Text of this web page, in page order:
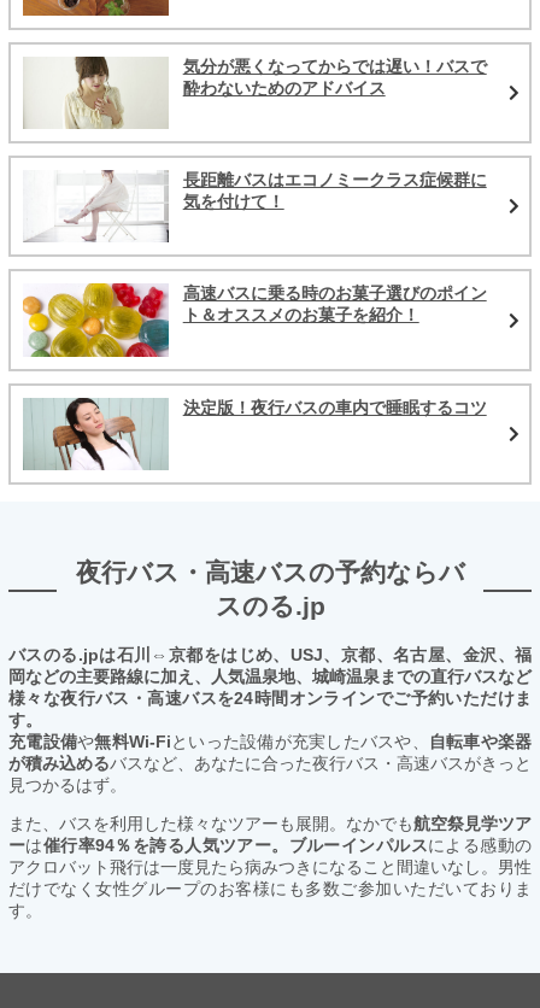
気分が悪くなってからでは遅い！バスで
酔わないためのアドバイス
長距離バスはエコノミークラス症候群に
気を付けて！
高速バスに乗る時のお菓子選びのポイン
ト＆オススメのお菓子を紹介！
決定版！夜行バスの車内で睡眠するコツ
夜行バス・高速バスの予約ならバ
スのる.jp
バスのる.jpは石川⇔京都をはじめ、USJ、京都、名古屋、金沢、福
岡などの主要路線に加え、人気温泉地、城崎温泉までの直行バスなど
様々な夜行バス・高速バスを24時間オンラインでご予約いただけま
す。
充電設備や無料Wi-Fiといった設備が充実したバスや、
自転車や楽器
が積み込めるバスなど、あなたに合った夜行バス・高速バスがきっと
見つかるはず。
また、バスを利用した様々なツアーも展開。なかでも航空祭見学ツア
ーは催行率94％を誇る人気ツアー。ブルーインパルスによる感動の
アクロバット飛行は一度見たら病みつきになること間違いなし。男性
だけでなく女性グループのお客様にも多数ご参加いただいておりま
す。